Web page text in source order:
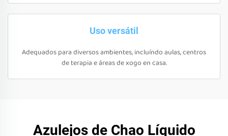
Uso versátil
Adequados para diversos ambientes, incluíndo aulas, centros
de terapia e áreas de xogo en casa.
Azulejos de Chao Líquido